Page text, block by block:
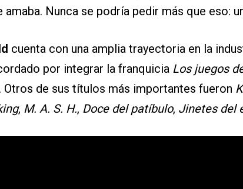
amaba. Nunca se podría pedir más que eso:
cuenta con una amplia trayectoria en la
por integrar la franquicia Los juegos
Otros de sus títulos más importantes fueron
, M. A. S. H., Doce del patíbulo, Jinetes del